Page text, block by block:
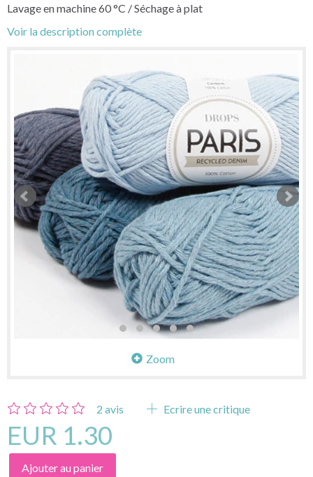
Lavage en machine 60 °C / Séchage à plat
Voir la description complète
Zoom
2 avis Ecrire une critique
EUR 1.30
Ajouter au panier